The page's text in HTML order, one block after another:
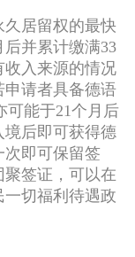
居留权的最快
并累计缴满33
入来源的情况
请者具备德语
可能于21个月后
境后即可获得德
次即可保留签
签证，可以在
切福利待遇政